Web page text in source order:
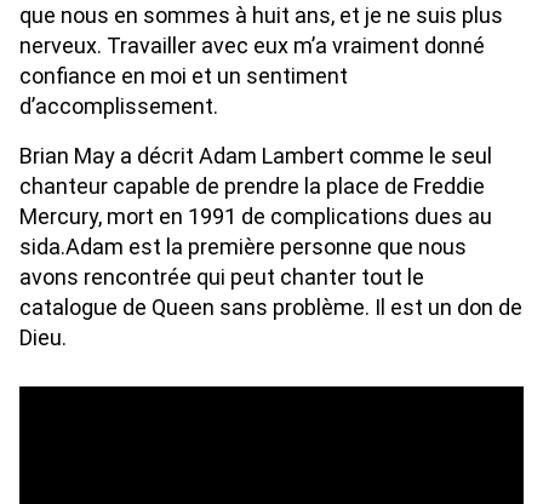
que nous en sommes à huit ans, et je ne suis plus
nerveux. Travailler avec eux m’a vraiment donné
confiance en moi et un sentiment
d’accomplissement.
Brian May a décrit Adam Lambert comme le seul
chanteur capable de prendre la place de Freddie
Mercury, mort en 1991 de complications dues au
sida.Adam est la première personne que nous
avons rencontrée qui peut chanter tout le
catalogue de Queen sans problème. Il est un don de
Dieu.